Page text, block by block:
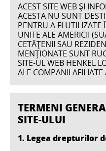
ACEST SITE WEB ȘI
ACESTA NU SUNT
PENTRU A FI UTILIZATE
UNITE ALE AMERICII
CETĂȚENII SAU
MENȚIONATE SUNT
SITE-UL WEB HENKEL
ALE COMPANII
TERMENI
SITE-ULUI
1. Legea drepturilor